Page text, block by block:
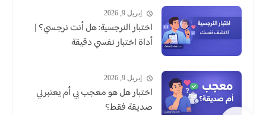
إبريل 9, 2026
اختبار النرجسية: هل أنت نرجسي؟ |
أداة اختبار نفسي دقيقة
إبريل 9, 2026
اختبار هل هو معجب بي أم يعتبرني
صديقة فقط؟